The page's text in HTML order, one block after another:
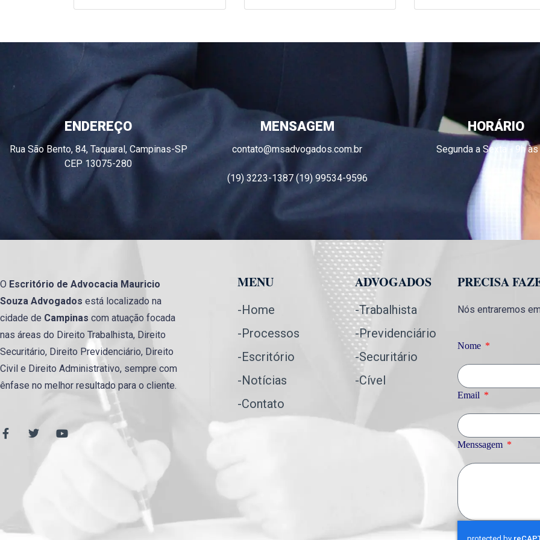
ENDEREÇO
Rua São Bento, 84, Taquaral, Campinas-SP
CEP 13075-280
MENSAGEM
contato@msadvogados.com.br
(19) 3223-1387 (19) 99534-9596
HORÁRIO
Segunda a Sexta - 9h
O Escritório de Advocacia Mauricio
Souza Advogados está localizado na
cidade de Campinas com atuação focada
nas áreas do Direito Trabalhista, Direito
Securitário, Direito Previdenciário, Direito
Civil e Direito Administrativo, sempre com
ênfase no melhor resultado para o cliente.
MENU
-Home
-Processos
-Escritório
-Notícias
-Contato
ADVOGADOS
-Trabalhista
-Previdenciário
-Securitário
-Cível
PRECISA
Nós entraremos
Nome
Email
Menssagem